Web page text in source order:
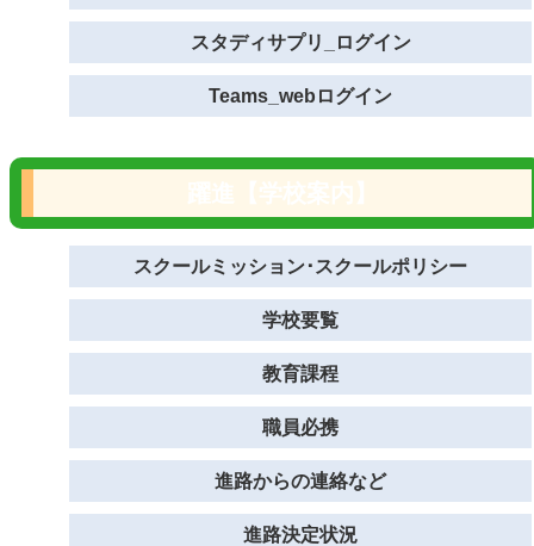
スタディサプリ_ログイン
Teams_webログイン
スクールミッション･スクールポリシー
学校要覧
教育課程
職員必携
進路からの連絡など
進路決定状況